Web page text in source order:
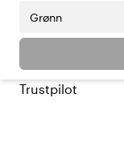
Grønn
Trustpilot